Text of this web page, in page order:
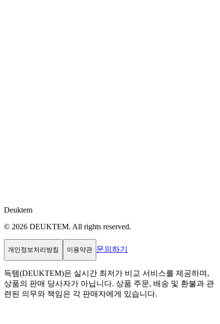
Deuktem
© 2026 DEUKTEM. All rights reserved.
개인정보처리방침 이용약관 문의하기
득템(DEUKTEM)은 실시간 최저가 비교 서비스를 제공하며,
상품의 판매 당사자가 아닙니다. 상품 주문, 배송 및 환불과 관
련된 의무와 책임은 각 판매자에게 있습니다.